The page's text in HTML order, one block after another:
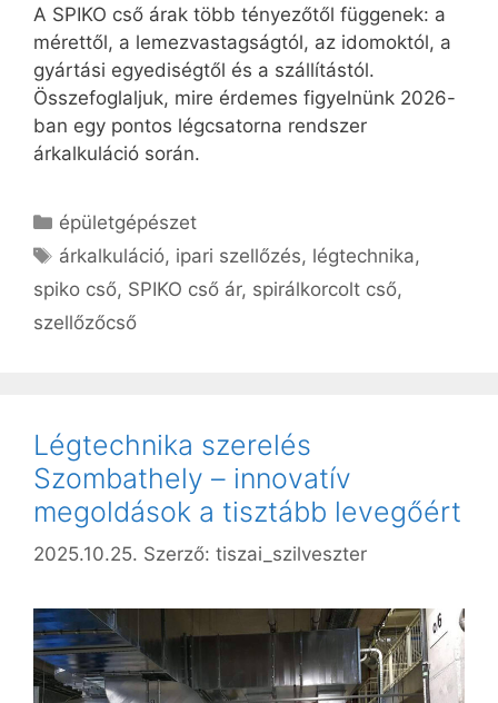
A SPIKO cső árak több tényezőtől függenek: a
mérettől, a lemezvastagságtól, az idomoktól, a
gyártási egyediségtől és a szállítástól.
Összefoglaljuk, mire érdemes figyelnünk 2026-
ban egy pontos légcsatorna rendszer
árkalkuláció során.
Kategória
épületgépészet
Címkék
árkalkuláció, ipari szellőzés, légtechnika,
spiko cső, SPIKO cső ár, spirálkorcolt cső,
szellőzőcső
Légtechnika szerelés
Szombathely – innovatív
megoldások a tisztább levegőért
2025.10.25. Szerző: tiszai_szilveszter